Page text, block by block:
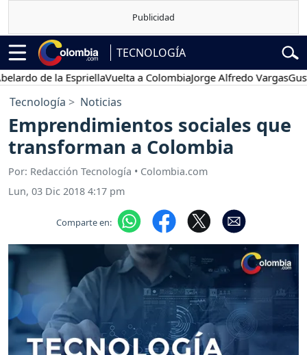
TECNOLOGÍA
de la EspriellaVuelta a ColombiaJorge Alfredo VargasGustavo
Tecnología Noticias
Emprendimientos sociales que
transforman a Colombia
Por: Redacción Tecnología • Colombia.com
Lun, 03 Dic 2018 4:17 pm
Comparte en: